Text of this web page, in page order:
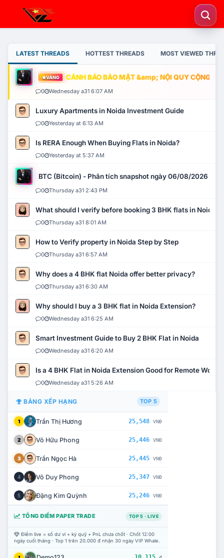
LATEST THREADS HOTTEST THREADS MOST VIEWED
VÀNG CẢNH BÁO BẢO MẬT &amp; NỘI QUY CỘNG
0 Wednesday a31 6:07 AM
Luxury Apartments in Noida Investment Guide
0 Yesterday at 6:13 AM
Is RERA Enough When Buying Flats in Noida?
0 Yesterday at 5:37 AM
BTC (Bitcoin) - Phân tích snapshot ngày 06/08/2026
0 Thursday a31 2:43 PM
What should I verify before booking 3 BHK flats in Noida?
0 Thursday a31 8:01 AM
How to Verify property in Noida Step by Step
0 Thursday a31 6:57 AM
Why does a 4 BHK flat Noida offer better privacy?
0 Thursday a31 6:30 AM
Why should I buy a 3 BHK flat in Noida Extension?
0 Wednesday a31 6:25 AM
Smart Investment Guide to Buy 2 BHK Flat in Noida
0 Wednesday a31 6:20 AM
Is a 4 BHK Flat in Noida Extension Good for Remote Work?
0 Wednesday a31 5:26 AM
BẢNG XẾP HẠNG TOP 5
1 Trần Thị Hương 25,548 VNĐ
2 Võ Hữu Phong 25,446 VNĐ
3 Trần Ngọc Hà 25,445 VNĐ
4 Võ Duy Phong 25,347 VNĐ
5 Đặng Kim Quỳnh 25,246 VNĐ
TỔNG ĐIỂM PAPER TRADE TOP 5 · LIVE
Điểm live = số dư ví + ký quỹ + PnL chưa chốt · Chốt 12:00
ngày cuối tháng · Top 1 trên 20.000 đ nhận 30 ngày VIP Whale.